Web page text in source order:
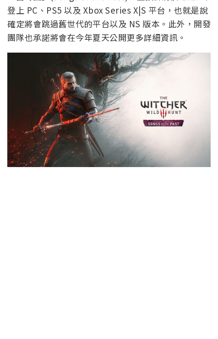
登上 PC、PS5 以及 Xbox Series X|S 平台，也就是說
確定將會跳過舊世代的平台以及 NS 版本。此外，開發
團隊也承諾將會在今年夏天公開更多詳細資訊。